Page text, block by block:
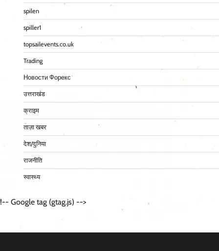
spilen
spiller1
topsailevents.co.uk
Trading
Новости Форекс
उत्तराखंड
क्राइम
ताज़ा खबर
देश/दुनिया
राजनीति
स्वास्थ्य
!-- Google tag (gtag.js) -->